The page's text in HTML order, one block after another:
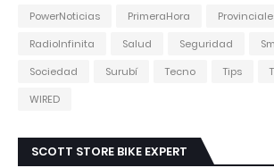
PowerNoticias
PrimeraHora
RadioInfinita
Salud Seguridad
Sociedad
Surubí Tecno Tips
WIRED
SCOTT STORE BIKE EXPERT